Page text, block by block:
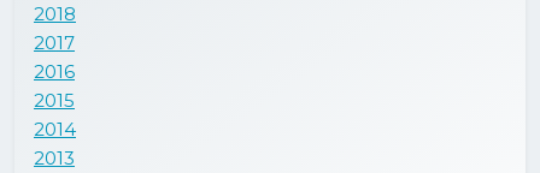
2018
2017
2016
2015
2014
2013